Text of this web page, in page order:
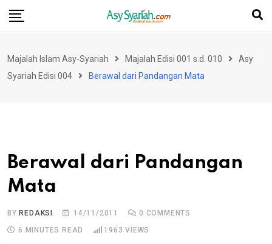
Skip
Majalah Islam Asy-Syariah Majalah Edisi 001 s.d. 010
Asy
Syariah Edisi 004
Berawal dari Pandangan Mata
Berawal dari Pandangan
Mata
BYREDAKSI 14/11/2011 0 COMMENTS
6 MINUTES READ
1963 VIEWS